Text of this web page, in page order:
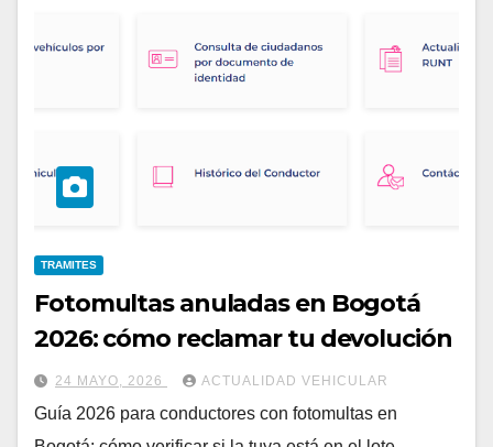
TRAMITES
Fotomultas anuladas en Bogotá
2026: cómo reclamar tu devolución
24 MAYO, 2026 ACTUALIDAD VEHICULAR
Guía 2026 para conductores con fotomultas en